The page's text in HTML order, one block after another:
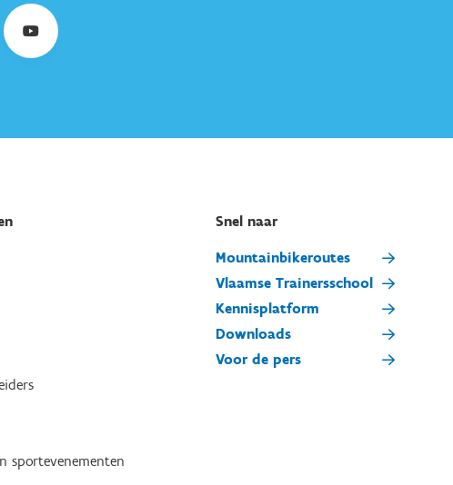
sportevenementen
Snel naar
Mountainbikeroutes
Vlaamse Trainersschool
Kennisplatform
Downloads
Voor de pers